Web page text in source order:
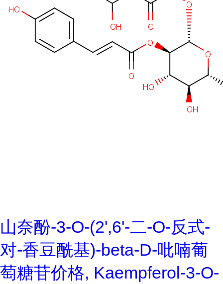
山奈酚-3-O-(2',6'-二-O-反式-
对-香豆酰基)-beta-D-吡喃葡
萄糖苷价格, Kaempferol-3-O-